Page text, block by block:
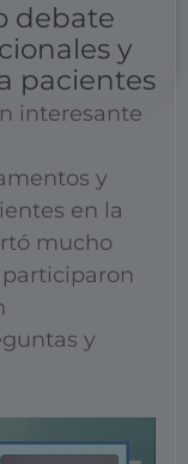
debate
y
pacientes
interesante
y
en la
mucho
participaron
y